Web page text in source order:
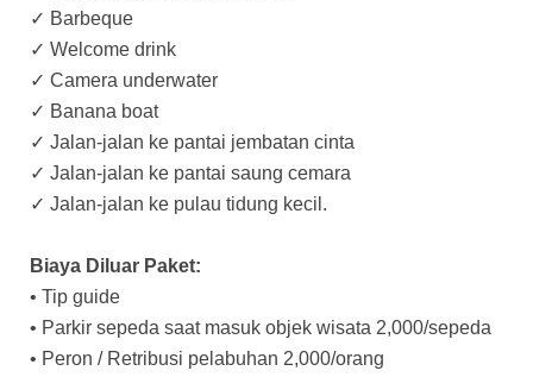
✓ Barbeque
✓ Welcome drink
✓ Camera underwater
✓ Banana boat
✓ Jalan-jalan ke pantai jembatan cinta
✓ Jalan-jalan ke pantai saung cemara
✓ Jalan-jalan ke pulau tidung kecil.
Biaya Diluar Paket:
• Tip guide
• Parkir sepeda saat masuk objek wisata 2,000/sepeda
• Peron / Retribusi pelabuhan 2,000/orang